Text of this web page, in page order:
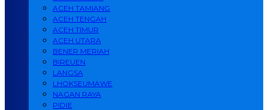
ACEH TAMIANG
ACEH TENGAH
ACEH TIMUR
ACEH UTARA
BENER MERIAH
BIREUEN
LANGSA
LHOKSEUMAWE
NAGAN RAYA
PIDIE